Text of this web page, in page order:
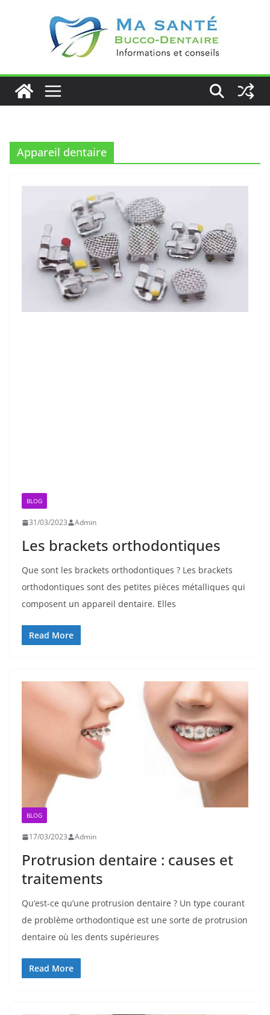
Appareil dentaire
BLOG
31/03/2023 Admin
Les brackets orthodontiques
Que sont les brackets orthodontiques ? Les brackets
orthodontiques sont des petites pièces métalliques qui
composent un appareil dentaire. Elles
Read More
BLOG
17/03/2023 Admin
Protrusion dentaire : causes et
traitements
Qu’est-ce qu’une protrusion dentaire ? Un type courant
de problème orthodontique est une sorte de protrusion
dentaire où les dents supérieures
Read More